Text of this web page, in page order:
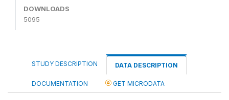
DOWNLOADS
5095
STUDY DESCRIPTION DATA DESCRIPTION
DOCUMENTATION GET MICRODATA